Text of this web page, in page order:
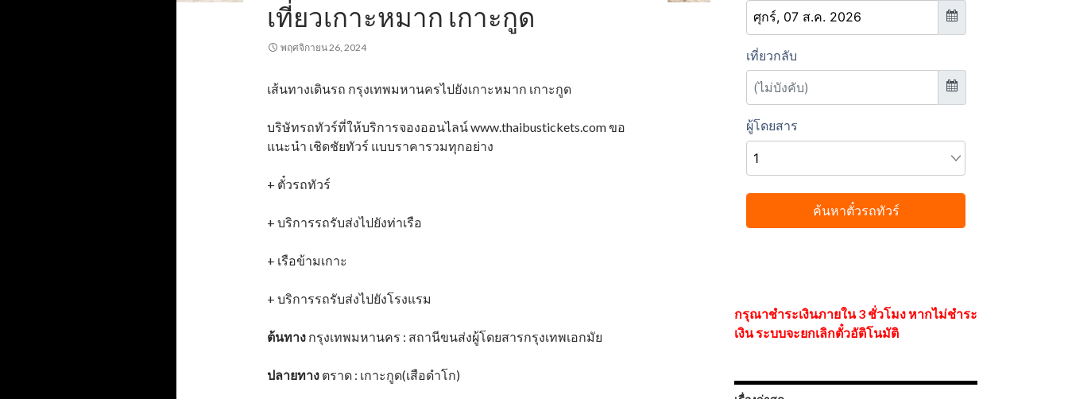
เที่ยวเกาะหมาก เกาะกูด
พฤศจิกายน 26, 2024
เส้นทางเดินรถ กรุงเทพมหานครไปยังเกาะหมาก เกาะกูด
บริษัทรถทัวร์ที่ให้บริการจองออนไลน์ www.thaibustickets.com ขอ
แนะนำ เชิดชัยทัวร์ แบบราคารวมทุกอย่าง
+ ตั๋วรถทัวร์
+ บริการรถรับส่งไปยังท่าเรือ
+ เรือข้ามเกาะ
+ บริการรถรับส่งไปยังโรงแรม
ต้นทาง กรุงเทพมหานคร : สถานีขนส่งผู้โดยสารกรุงเทพเอกมัย
ปลายทาง ตราด : เกาะกูด(เสือดำโก)
กรุณาชำระเงินภายใน 3 ชั่วโมง หากไม่ชำระ
เงิน ระบบจะยกเลิกตั๋วอัติโนมัติ